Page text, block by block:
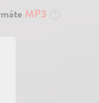
MP3 ?